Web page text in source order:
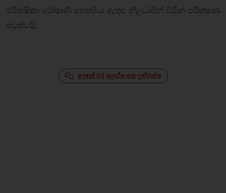
පරික්ෂිකා රෝෂාණි මහත්මිය ඇතුළු නිලධාරින් විසින් පරික්ෂණ
පවත්වයි.
අදහස් (0) බලන්න සහ දක්වන්න